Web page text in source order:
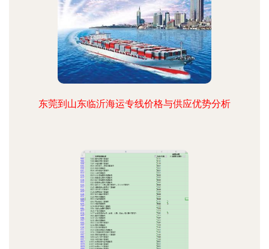
东莞到山东临沂海运专线价格与供应优势分析